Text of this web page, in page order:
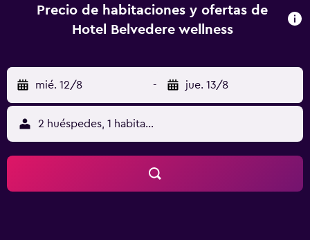
restaurante, que abre todos los días para el almuerzo y la
cena. También encontrarán un amplio jardín con mesas,
20 metros de la parada de autobús más cercana, con
servicios a Belluno y Bolzano.
Precio de habitaciones y ofertas de
Hotel Belvedere wellness
mié. 12/8 - jue. 13/8
2 huéspedes, 1 habitación